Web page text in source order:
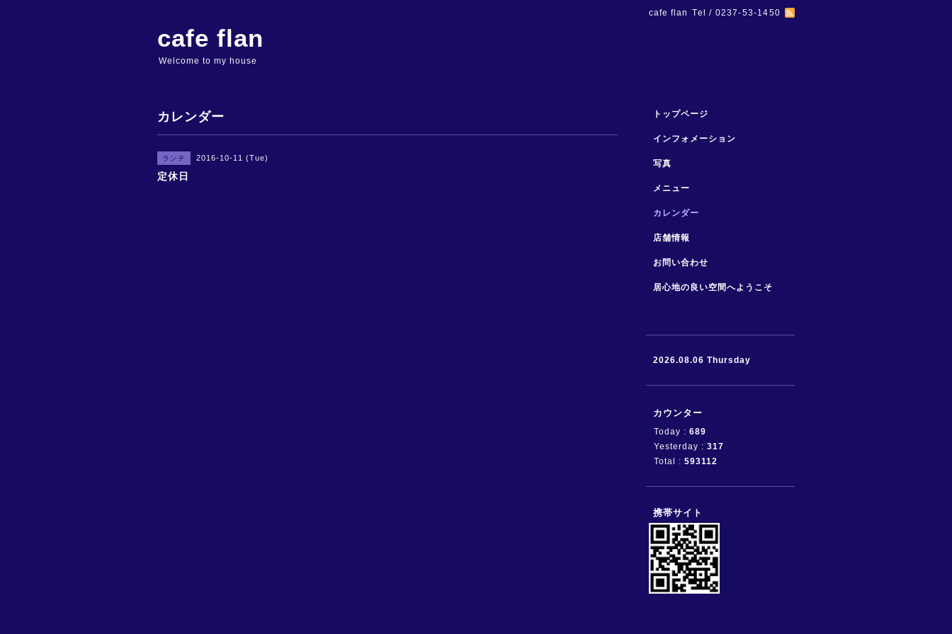
cafe flan Tel / 0237-53-1450
cafe flan
Welcome to my house
カレンダー
ランチ 2016-10-11 (Tue)
定休日
トップページ
インフォメーション
写真
メニュー
カレンダー
店舗情報
お問い合わせ
居心地の良い空間へようこそ
2026.08.06 Thursday
カウンター
Today : 689
Yesterday : 317
Total : 593112
携帯サイト